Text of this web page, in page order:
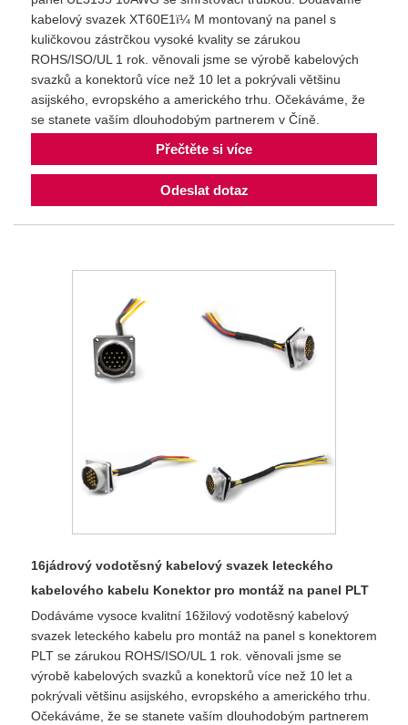
kabelový svazek XT60E1ï¼ M montovaný na panel s
kuličkovou zástrčkou vysoké kvality se zárukou
ROHS/ISO/UL 1 rok. věnovali jsme se výrobě kabelových
svazků a konektorů více než 10 let a pokrývali většinu
asijského, evropského a amerického trhu. Očekáváme, že
se stanete vaším dlouhodobým partnerem v Číně.
Přečtěte si více
Odeslat dotaz
16jádrový vodotěsný kabelový svazek leteckého
kabelového kabelu Konektor pro montáž na panel PLT
Dodáváme vysoce kvalitní 16žilový vodotěsný kabelový
svazek leteckého kabelu pro montáž na panel s konektorem
PLT se zárukou ROHS/ISO/UL 1 rok. věnovali jsme se
výrobě kabelových svazků a konektorů více než 10 let a
pokrývali většinu asijského, evropského a amerického trhu.
Očekáváme, že se stanete vaším dlouhodobým partnerem